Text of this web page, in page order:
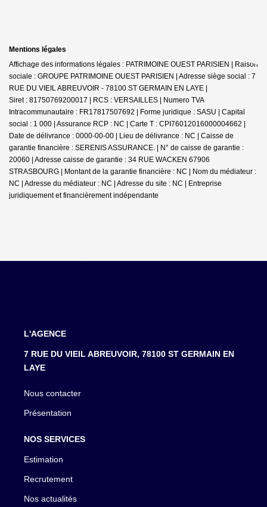
Mentions légales
Affichage des informations légales : PATRIMOINE OUEST PARISIEN | Raison
sociale : GROUPE PATRIMOINE OUEST PARISIEN | Adresse siège social : 7
RUE DU VIEIL ABREUVOIR - 78100 ST GERMAIN EN LAYE |
Siret : 81750769200017 | RCS : VERSAILLES | Numero TVA
Intracommunautaire : FR17817507692 | Forme juridique : SASU | Capital
social : 1 000 | Assurance RCP : NC | Carte T : CPI76012016000004662 |
Date de délivrance : 0000-00-00 | Lieu de délivrance : NC | Caisse de
garantie financière : SERENIS ASSURANCE. | N° de caisse de garantie :
20060 | Adresse caisse de garantie : 34 RUE WACKEN 67906
STRASBOURG | Montant de la garantie financière : NC | Nom du médiateur :
NC | Adresse du médiateur : NC | Adresse du site : NC | Entreprise
juridiquement et financièrement indépendante
L'AGENCE
7 RUE DU VIEIL ABREUVOIR, 78100 ST GERMAIN EN
LAYE
Nous contacter
Présentation
NOS SERVICES
Estimation
Recrutement
Nos actualités